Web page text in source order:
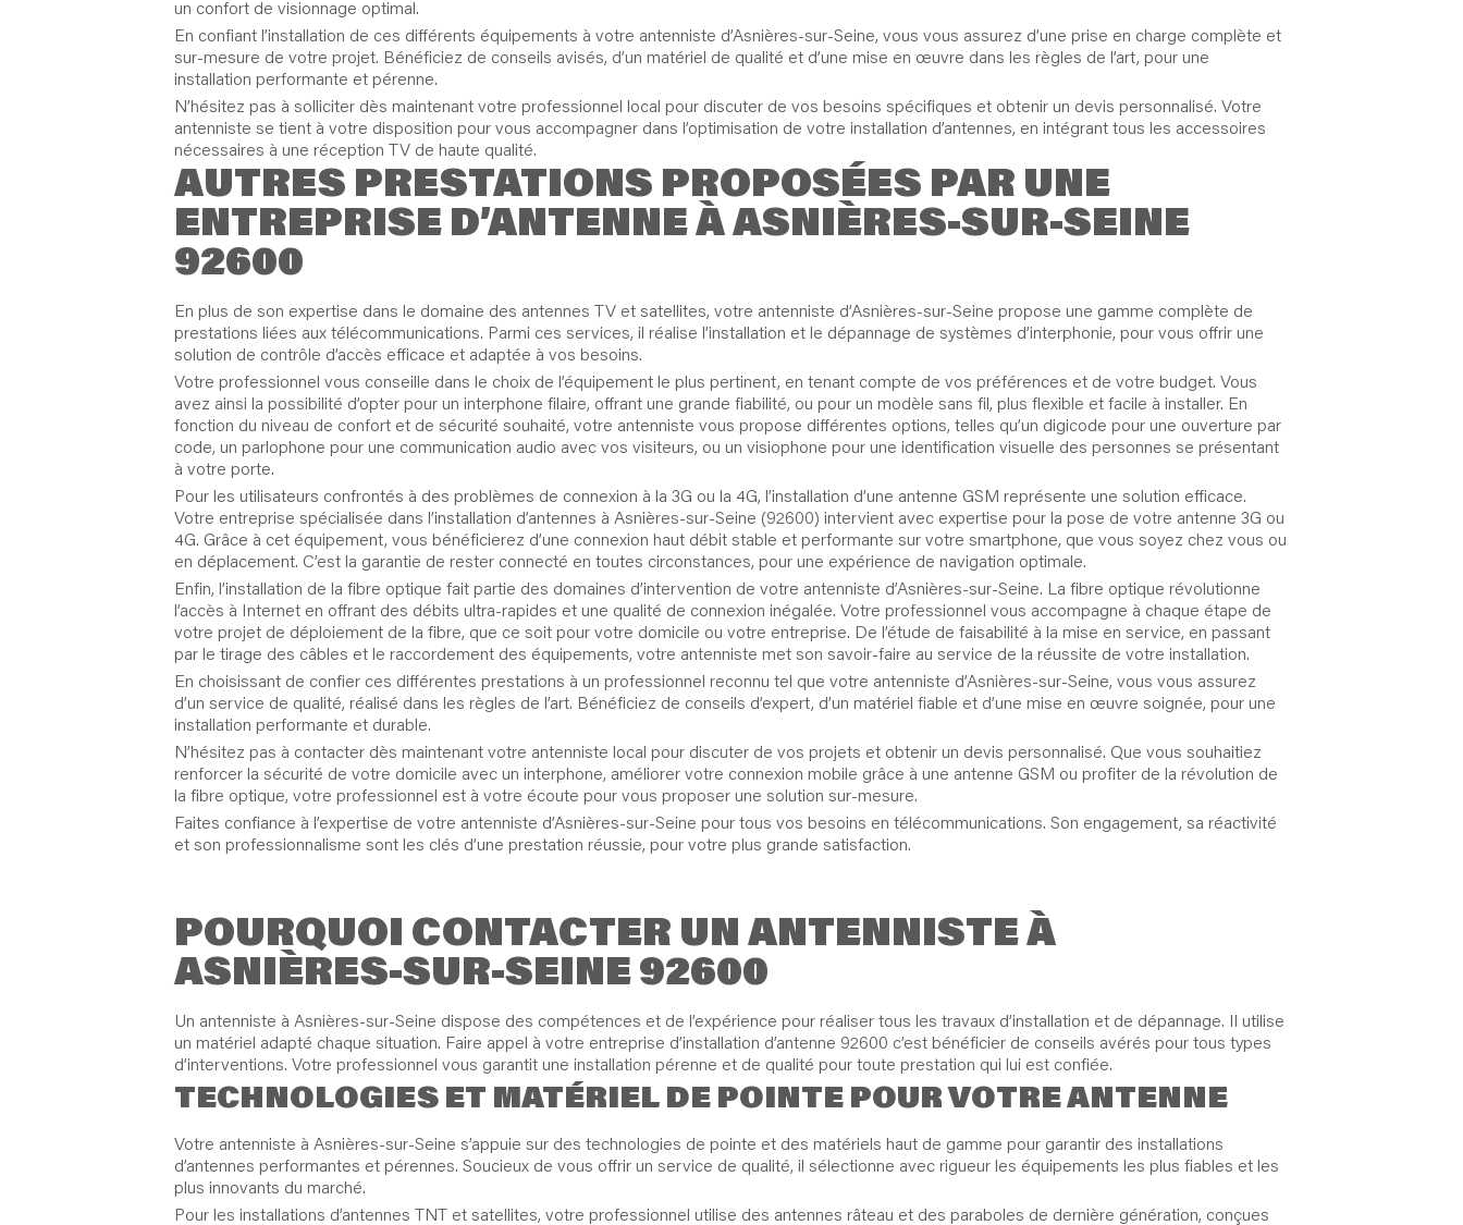
un confort de visionnage optimal.
En confiant l’installation de ces différents équipements à votre antenniste d’Asnières-sur-Seine, vous vous assurez d’une prise en charge complète et
sur-mesure de votre projet. Bénéficiez de conseils avisés, d’un matériel de qualité et d’une mise en œuvre dans les règles de l’art, pour une
installation performante et pérenne.
N’hésitez pas à solliciter dès maintenant votre professionnel local pour discuter de vos besoins spécifiques et obtenir un devis personnalisé. Votre
antenniste se tient à votre disposition pour vous accompagner dans l’optimisation de votre installation d’antennes, en intégrant tous les accessoires
nécessaires à une réception TV de haute qualité.
AUTRES PRESTATIONS PROPOSÉES PAR UNE
ENTREPRISE D’ANTENNE À ASNIÈRES-SUR-SEINE
92600
En plus de son expertise dans le domaine des antennes TV et satellites, votre antenniste d’Asnières-sur-Seine propose une gamme complète de
prestations liées aux télécommunications. Parmi ces services, il réalise l’installation et le dépannage de systèmes d’interphonie, pour vous offrir une
solution de contrôle d’accès efficace et adaptée à vos besoins.
Votre professionnel vous conseille dans le choix de l’équipement le plus pertinent, en tenant compte de vos préférences et de votre budget. Vous
avez ainsi la possibilité d’opter pour un interphone filaire, offrant une grande fiabilité, ou pour un modèle sans fil, plus flexible et facile à installer. En
fonction du niveau de confort et de sécurité souhaité, votre antenniste vous propose différentes options, telles qu’un digicode pour une ouverture par
code, un parlophone pour une communication audio avec vos visiteurs, ou un visiophone pour une identification visuelle des personnes se présentant
à votre porte.
Pour les utilisateurs confrontés à des problèmes de connexion à la 3G ou la 4G, l’installation d’une antenne GSM représente une solution efficace.
Votre entreprise spécialisée dans l’installation d’antennes à Asnières-sur-Seine (92600) intervient avec expertise pour la pose de votre antenne 3G ou
4G. Grâce à cet équipement, vous bénéficierez d’une connexion haut débit stable et performante sur votre smartphone, que vous soyez chez vous ou
en déplacement. C’est la garantie de rester connecté en toutes circonstances, pour une expérience de navigation optimale.
Enfin, l’installation de la fibre optique fait partie des domaines d’intervention de votre antenniste d’Asnières-sur-Seine. La fibre optique révolutionne
l’accès à Internet en offrant des débits ultra-rapides et une qualité de connexion inégalée. Votre professionnel vous accompagne à chaque étape de
votre projet de déploiement de la fibre, que ce soit pour votre domicile ou votre entreprise. De l’étude de faisabilité à la mise en service, en passant
par le tirage des câbles et le raccordement des équipements, votre antenniste met son savoir-faire au service de la réussite de votre installation.
En choisissant de confier ces différentes prestations à un professionnel reconnu tel que votre antenniste d’Asnières-sur-Seine, vous vous assurez
d’un service de qualité, réalisé dans les règles de l’art. Bénéficiez de conseils d’expert, d’un matériel fiable et d’une mise en œuvre soignée, pour une
installation performante et durable.
N’hésitez pas à contacter dès maintenant votre antenniste local pour discuter de vos projets et obtenir un devis personnalisé. Que vous souhaitiez
renforcer la sécurité de votre domicile avec un interphone, améliorer votre connexion mobile grâce à une antenne GSM ou profiter de la révolution de
la fibre optique, votre professionnel est à votre écoute pour vous proposer une solution sur-mesure.
Faites confiance à l’expertise de votre antenniste d’Asnières-sur-Seine pour tous vos besoins en télécommunications. Son engagement, sa réactivité
et son professionnalisme sont les clés d’une prestation réussie, pour votre plus grande satisfaction.
POURQUOI CONTACTER UN ANTENNISTE À
ASNIÈRES-SUR-SEINE 92600
Un antenniste à Asnières-sur-Seine dispose des compétences et de l’expérience pour réaliser tous les travaux d’installation et de dépannage. Il utilise
un matériel adapté chaque situation. Faire appel à votre entreprise d’installation d’antenne 92600 c’est bénéficier de conseils avérés pour tous types
d’interventions. Votre professionnel vous garantit une installation pérenne et de qualité pour toute prestation qui lui est confiée.
TECHNOLOGIES ET MATÉRIEL DE POINTE POUR VOTRE ANTENNE
Votre antenniste à Asnières-sur-Seine s’appuie sur des technologies de pointe et des matériels haut de gamme pour garantir des installations
d’antennes performantes et pérennes. Soucieux de vous offrir un service de qualité, il sélectionne avec rigueur les équipements les plus fiables et les
plus innovants du marché.
Pour les installations d’antennes TNT et satellites, votre professionnel utilise des antennes râteau et des paraboles de dernière génération, conçues